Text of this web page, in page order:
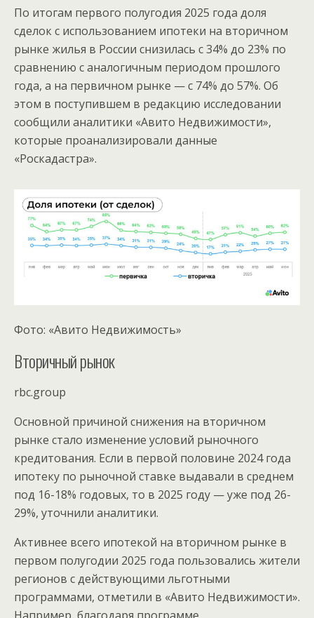
По итогам первого полугодия 2025 года доля
сделок с использованием ипотеки на вторичном
рынке жилья в России снизилась с 34% до 23% по
сравнению с аналогичным периодом прошлого
года, а на первичном рынке — с 74% до 57%. Об
этом в поступившем в редакцию исследовании
сообщили аналитики «Авито Недвижимости»,
которые проанализировали данные
«Роскадастра».
Фото: «Авито Недвижимость»
Вторичный рынок
rbc.group
Основной причиной снижения на вторичном
рынке стало изменение условий рыночного
кредитования. Если в первой половине 2024 года
ипотеку по рыночной ставке выдавали в среднем
под 16-18% годовых, то в 2025 году — уже под 26-
29%, уточнили аналитики.
Активнее всего ипотекой на вторичном рынке в
первом полугодии 2025 года пользовались жители
регионов с действующими льготными
программами, отметили в «Авито Недвижимости».